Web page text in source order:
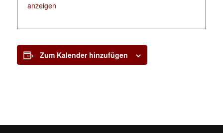
anzeigen
Zum Kalender hinzufügen